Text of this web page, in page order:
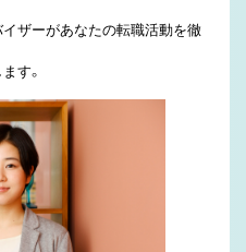
ザーがあなたの転職活動を徹
す。